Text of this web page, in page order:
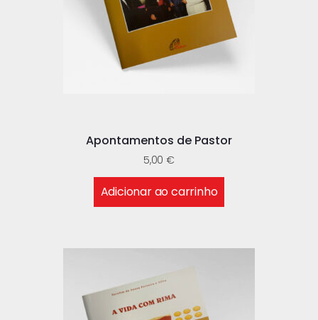
Apontamentos de Pastor
5,00€
Adicionar ao carrinho